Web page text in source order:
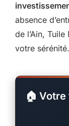
absence
de l’Ain,
votre sérénité.
🏠